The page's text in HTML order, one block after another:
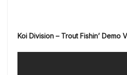
Koi Division – Trout Fishin’ Demo